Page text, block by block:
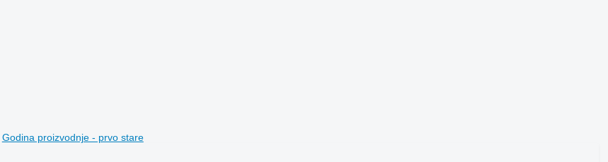
Godina proizvodnje - prvo stare